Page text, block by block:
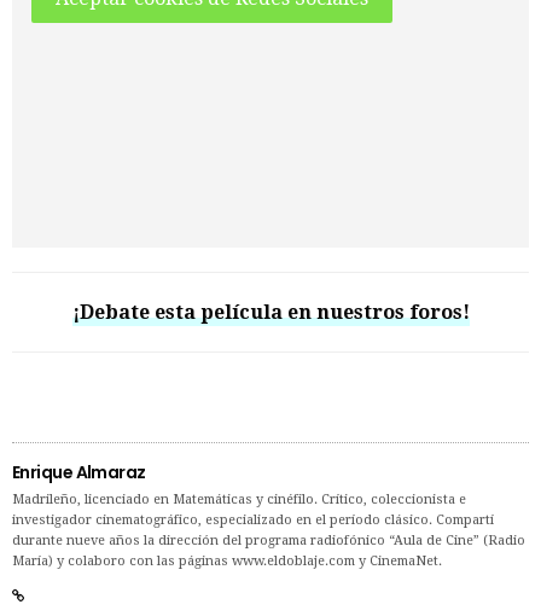
¡Debate esta película en nuestros foros!
Enrique Almaraz
Madrileño, licenciado en Matemáticas y cinéfilo. Crítico, coleccionista e
investigador cinematográfico, especializado en el período clásico. Compartí
durante nueve años la dirección del programa radiofónico “Aula de Cine” (Radio
María) y colaboro con las páginas www.eldoblaje.com y CinemaNet.